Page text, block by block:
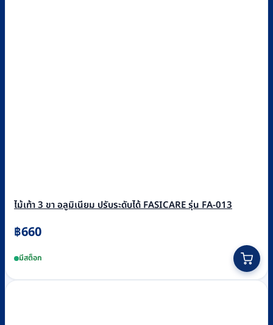
ไม้เท้า 3 ขา อลูมิเนียม ปรับระดับได้ FASICARE รุ่น FA-013
฿660
มีสต็อก